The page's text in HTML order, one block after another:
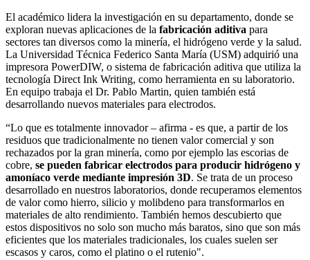
El académico lidera la investigación en su departamento, donde se
exploran nuevas aplicaciones de la fabricación aditiva para
sectores tan diversos como la minería, el hidrógeno verde y la salud.
La Universidad Técnica Federico Santa María (USM) adquirió una
impresora PowerDIW, o sistema de fabricación aditiva que utiliza la
tecnología Direct Ink Writing, como herramienta en su laboratorio.
En equipo trabaja el Dr. Pablo Martin, quien también está
desarrollando nuevos materiales para electrodos.
“Lo que es totalmente innovador – afirma - es que, a partir de los
residuos que tradicionalmente no tienen valor comercial y son
rechazados por la gran minería, como por ejemplo las escorias de
cobre, se pueden fabricar electrodos para producir hidrógeno y
amoníaco verde mediante impresión 3D. Se trata de un proceso
desarrollado en nuestros laboratorios, donde recuperamos elementos
de valor como hierro, silicio y molibdeno para transformarlos en
materiales de alto rendimiento. También hemos descubierto que
estos dispositivos no solo son mucho más baratos, sino que son más
eficientes que los materiales tradicionales, los cuales suelen ser
escasos y caros, como el platino o el rutenio".